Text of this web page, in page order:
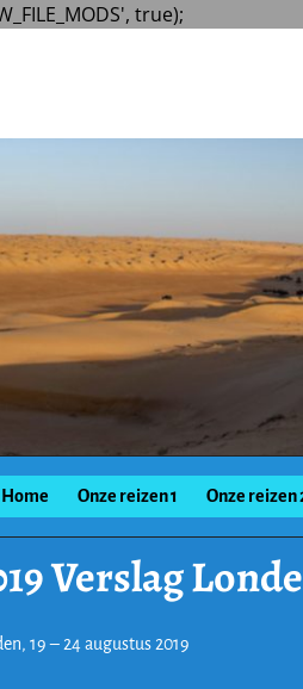
true);
Home Onze reizen 1 Onze reizen
Verslag
19 – 24 augustus 2019